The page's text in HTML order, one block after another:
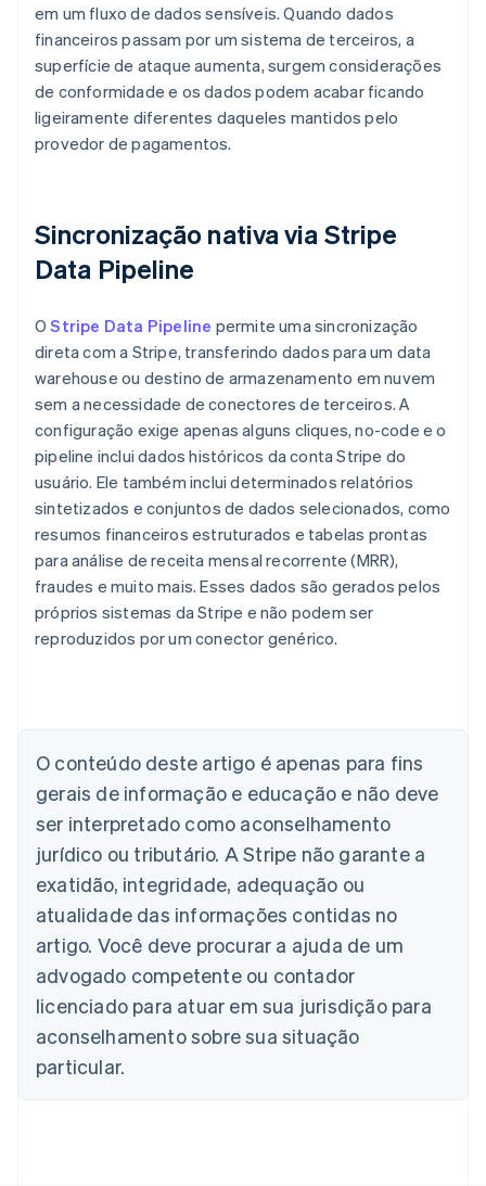
em um fluxo de dados sensíveis. Quando dados
financeiros passam por um sistema de terceiros, a
superfície de ataque aumenta, surgem considerações
de conformidade e os dados podem acabar ficando
ligeiramente diferentes daqueles mantidos pelo
provedor de pagamentos.
Sincronização nativa via Stripe
Data Pipeline
OStripe Data Pipeline permite uma sincronização
direta com a Stripe, transferindo dados para um data
warehouse ou destino de armazenamento em nuvem
sem a necessidade de conectores de terceiros. A
configuração exige apenas alguns cliques, no-code e o
pipeline inclui dados históricos da conta Stripe do
usuário. Ele também inclui determinados relatórios
sintetizados e conjuntos de dados selecionados, como
resumos financeiros estruturados e tabelas prontas
para análise de receita mensal recorrente (MRR),
fraudes e muito mais. Esses dados são gerados pelos
próprios sistemas da Stripe e não podem ser
reproduzidos por um conector genérico.
O conteúdo deste artigo é apenas para fins
gerais de informação e educação e não deve
ser interpretado como aconselhamento
jurídico ou tributário. A Stripe não garante a
exatidão, integridade, adequação ou
atualidade das informações contidas no
artigo. Você deve procurar a ajuda de um
advogado competente ou contador
licenciado para atuar em sua jurisdição para
aconselhamento sobre sua situação
particular.
Austrália
English
Áustria
DeutschEnglish
Bélgica
Brasil
PortuguêsEnglish
Bulgária
Canadá
EnglishFrançais
China continental
简体中文English
Chipre
English
Croácia
EnglishItaliano